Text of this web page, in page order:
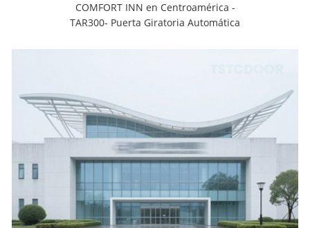
COMFORT INN en Centroamérica -
TAR300- Puerta Giratoria Automática